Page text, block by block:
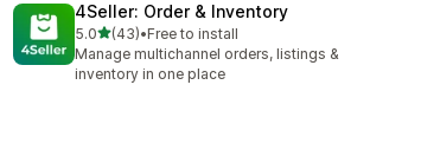
4Seller: Order & Inventory
5.05つ星中
(43)
合計レビュー数：43件
•Free to install
Manage multichannel orders, listings &
inventory in one place